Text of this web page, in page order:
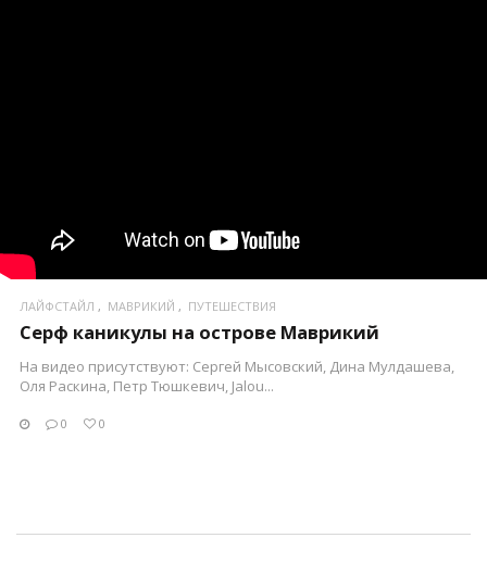
ЛАЙФСТАЙЛ МАВРИКИЙ ПУТЕШЕСТВИЯ
Серф каникулы на острове Маврикий
На видео присутствуют: Сергей Мысовский, Дина Мулдашева,
Оля Раскина, Петр Тюшкевич, Jalou...
0 0